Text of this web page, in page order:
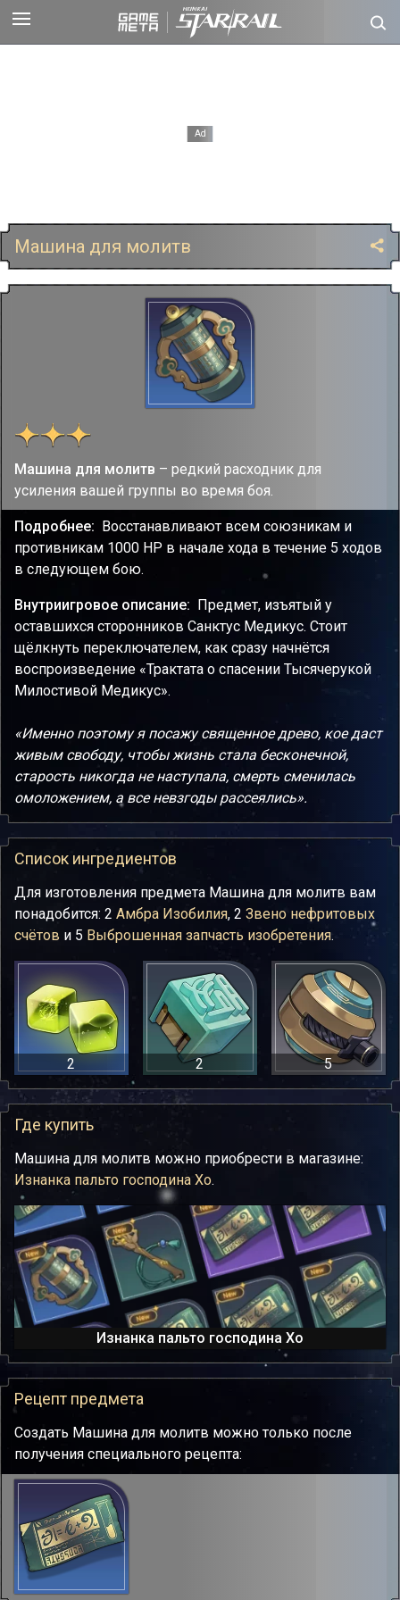
Машина для молитв
Машина для молитв – редкий расходник для
усиления вашей группы во время боя.
Подробнее: Восстанавливают всем союзникам и
противникам 1000 НР в начале хода в течение 5 ходов
в следующем бою.
Внутриигровое описание: Предмет, изъятый у
оставшихся сторонников Санктус Медикус. Стоит
щёлкнуть переключателем, как сразу начнётся
воспроизведение «Трактата о спасении Тысячерукой
Милостивой Медикус».
«Именно поэтому я посажу священное древо, кое даст
живым свободу, чтобы жизнь стала бесконечной,
старость никогда не наступала, смерть сменилась
омоложением, а все невзгоды рассеялись».
Список ингредиентов
Для изготовления предмета Машина для молитв вам
понадобится: 2 Амбра Изобилия, 2 Звено нефритовых
счётов и 5 Выброшенная запчасть изобретения.
2 2 5
Где купить
Машина для молитв можно приобрести в магазине:
Изнанка пальто господина Хо.
Изнанка пальто господина Хо
Рецепт предмета
Создать Машина для молитв можно только после
получения специального рецепта: